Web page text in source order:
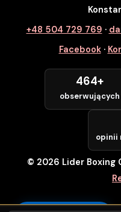
Zapisz się na
Numer Telefonu *
POTWIERDZAM
+48 504 729 769 ·
Facebook·
464+
obserwujących
opinii
© 2026 Lider Boxing